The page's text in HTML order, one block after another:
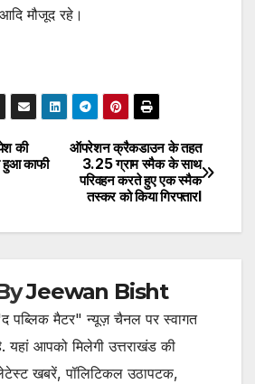
मौजूद रहे।
ऑपरेशन क्रैकडाउन के तहत
3.25 ग्राम स्मैक के साथ
परिवहन करते हुए एक स्मैक
तस्कर को किया गिरफ्तारl
की
हुआ काफी
Jeewan Bisht
पब्लिक मैटर" न्यूज़ चैनल पर स्वागत
यहां आपको मिलेगी उत्तराखंड की
खबरें, पॉलिटिकल उठापटक,